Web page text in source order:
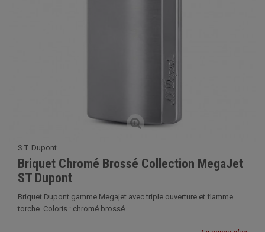
S.T. Dupont
Briquet Chromé Brossé Collection MegaJet
ST Dupont
Briquet Dupont gamme Megajet avec triple ouverture et flamme
torche. Coloris : chromé brossé. ...